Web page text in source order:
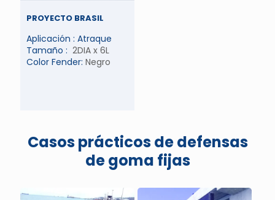
PROYECTO BRASIL
Aplicación : Atraque
Tamaño : 2DIA x 6L
Color Fender: Negro
Casos prácticos de defensas
de goma fijas